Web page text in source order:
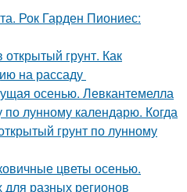
Рок Гарден Пиониес:
грунт. Как
на рассаду
осенью. Левкантемелла
по лунному календарю. Когда
грунт по лунному
цветы осенью.
разных регионов